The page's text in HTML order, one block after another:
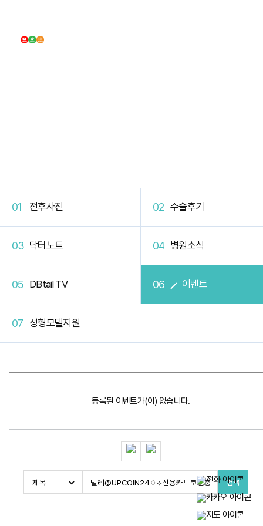
전후사진 수술후기
닥터노트 병원소식
DBtail TV 이벤트
성형모델지원
등록된 이벤트가(이) 없습니다.
검색